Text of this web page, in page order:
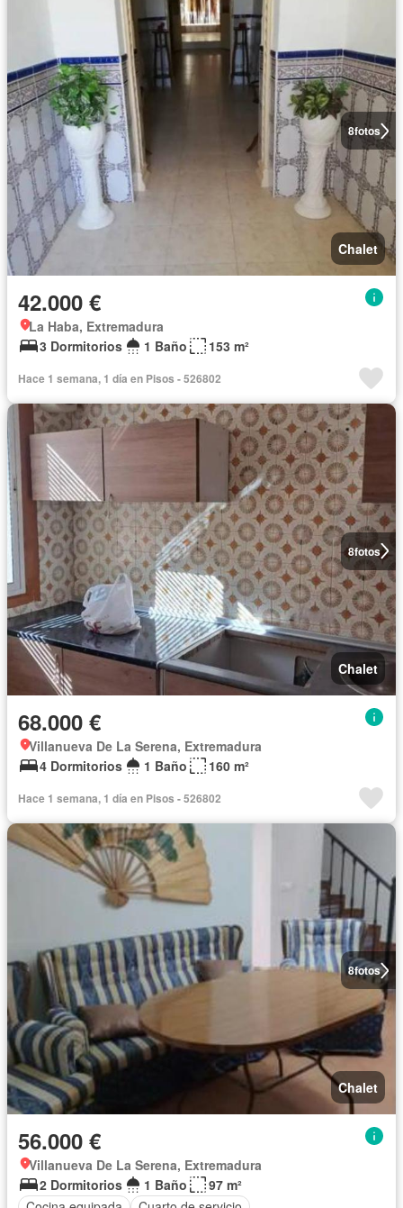
8fotos
Chalet
42.000 €
La Haba, Extremadura
3 Dormitorios
1 Baño 153 m²
Hace 1 semana, 1 día en Pisos - 526802
8fotos
Chalet
68.000 €
Villanueva De La Serena, Extremadura
4 Dormitorios
1 Baño 160 m²
Hace 1 semana, 1 día en Pisos - 526802
8fotos
Chalet
56.000 €
Villanueva De La Serena, Extremadura
2 Dormitorios
1 Baño
97 m²